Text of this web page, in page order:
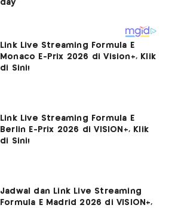
Link Live Streaming Formula E
Monaco E-Prix 2026 di Vision+, Klik
di Sini!
Link Live Streaming Formula E
Berlin E-Prix 2026 di VISION+, Klik
di Sini!
Jadwal dan Link Live Streaming
Formula E Madrid 2026 di VISION+,